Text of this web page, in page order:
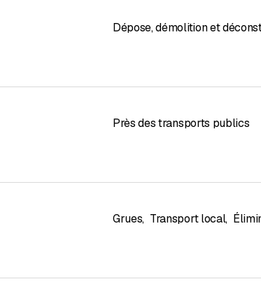
Dépose, démolition et
Près des transports publics
Grues, Transport local,